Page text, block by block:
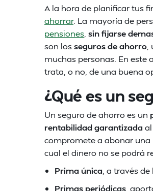
A la hora de planificar tus
ahorrar. La mayoría de
pensiones sin fijarse
son losseguros de ahorro
muchas personas. En
trata, o no, de una buena
¿Qué es un
Un seguro de ahorro es un
rentabilidad garantizada
compromete a abonar una
cual el dinero no se podrá
Prima única , a través
Primas periódicas ,